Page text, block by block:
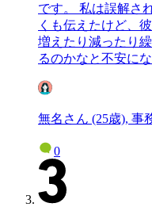
です。 私は誤解さ
くも伝えたけど、
増えたり減ったり
るのかなと不安にな
無名さん (25歳), 事
0